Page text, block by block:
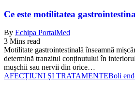
Ce este motilitatea
By Echipa PortalMed
3 Mins read
Motilitate gastrointestinală înseamnă
determină tranzitul conținutului în
mușchii sau nervii din orice…
AFECȚIUNI ȘI TRATAMENTEBoli